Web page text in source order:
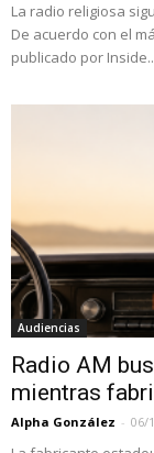
La radio religiosa
De acuerdo con el
publicado por
Audiencias
Radio AM
mientras
Alpha González - 06/